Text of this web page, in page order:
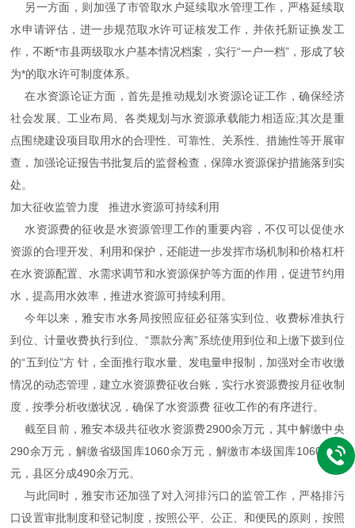
另一方面，则加强了市管取水户延续取水管理工作，严格延续取
水申请评估，进一步规范取水许可证核发工作，并依托新证换发工
作，不断*市县两级取水户基本情况档案，实行“一户一档”，形成了较
为*的取水许可制度体系。
在水资源论证方面，首先是推动规划水资源论证工作，确保经济
社会发展、工业布局、各类规划与水资源承载能力相适应;其次是重
点围绕建设项目取用水的合理性、可靠性、关系性、措施性等开展审
查，加强论证报告书批复后的监督检查，保障水资源保护措施落到实
处。
加大征收监管力度 推进水资源可持续利用
水资源费的征收是水资源管理工作的重要内容，不仅可以促使水
资源的合理开发、利用和保护，还能进一步发挥市场机制和价格杠杆
在水资源配置、水需求调节和水资源保护等方面的作用，促进节约用
水，提高用水效率，推进水资源可持续利用。
今年以来，雅安市水务局按照应征必征落实到位、收费标准执行
到位、计量收费执行到位、“票款分离”系统使用到位和上缴下拨到位
的“五到位”方 针，全面推行取水量、发电量申报制，加强对全市收缴
情况的动态管理，建立水资源费征收台账，实行水资源费按月征收制
度，按季分析收缴状况，确保了水资源费 征收工作的有序进行。
截至目前，雅安本级共征收水资源费2900余万元，其中解缴中央
290余万元，解缴省级国库1060余万元，解缴市本级国库1060余万
元，县区分成490余万元。
与此同时，雅安市还加强了对入河排污口的监管工作，严格排污
口设置审批制度和登记制度，按照公平、公正、和便民的原则，按照